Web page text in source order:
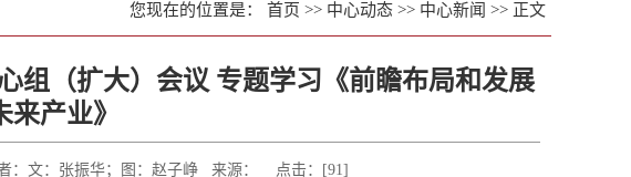
您现在的位置是： 首页 >> 中心动态 >> 中心新闻 >> 正文
组（扩大）会议 专题学习《前瞻布局和发展
来产业》
：文：张振华；图：赵子峥 来源： 点击：[91]